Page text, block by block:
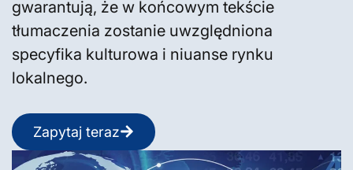
gwarantują, że w końcowym tekście
tłumaczenia zostanie uwzględniona
specyfika kulturowa i niuanse rynku
lokalnego.
Zapytaj teraz